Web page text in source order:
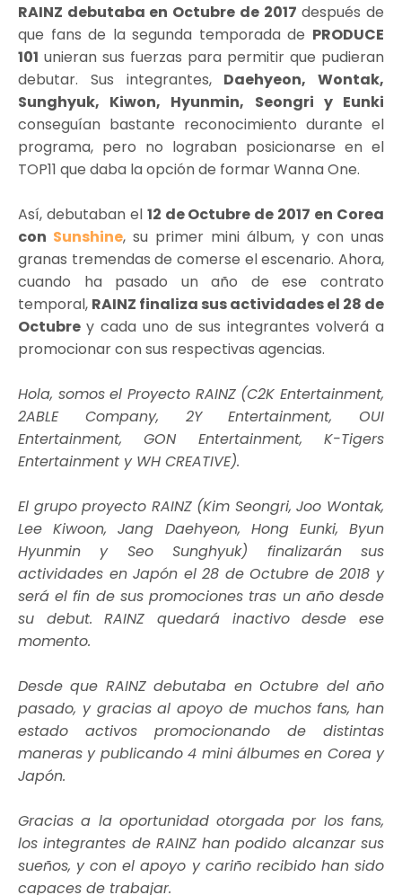
RAINZ debutaba en Octubre de 2017 después de
que fans de la segunda temporada de PRODUCE
101 unieran sus fuerzas para permitir que pudieran
debutar. Sus integrantes, Daehyeon, Wontak,
Sunghyuk, Kiwon, Hyunmin, Seongri y Eunki
conseguían bastante reconocimiento durante el
programa, pero no lograban posicionarse en el
TOP11 que daba la opción de formar Wanna One.
Así, debutaban el 12 de Octubre de 2017 en Corea
con Sunshine, su primer mini álbum, y con unas
granas tremendas de comerse el escenario. Ahora,
cuando ha pasado un año de ese contrato
temporal, RAINZ finaliza sus actividades el 28 de
Octubre y cada uno de sus integrantes volverá a
promocionar con sus respectivas agencias.
Hola, somos el Proyecto RAINZ (C2K Entertainment,
2ABLE Company, 2Y Entertainment, OUI
Entertainment, GON Entertainment, K-Tigers
Entertainment y WH CREATIVE).
El grupo proyecto RAINZ (Kim Seongri, Joo Wontak,
Lee Kiwoon, Jang Daehyeon, Hong Eunki, Byun
Hyunmin y Seo Sunghyuk) finalizarán sus
actividades en Japón el 28 de Octubre de 2018 y
será el fin de sus promociones tras un año desde
su debut. RAINZ quedará inactivo desde ese
momento.
Desde que RAINZ debutaba en Octubre del año
pasado, y gracias al apoyo de muchos fans, han
estado activos promocionando de distintas
maneras y publicando 4 mini álbumes en Corea y
Japón.
Gracias a la oportunidad otorgada por los fans,
los integrantes de RAINZ han podido alcanzar sus
sueños, y con el apoyo y cariño recibido han sido
capaces de trabajar.